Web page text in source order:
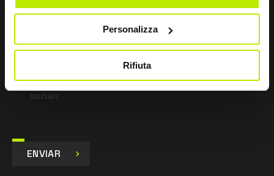
Personalizza
Rifiuta
Dou o meu consentimento para o tratamento dos
comunicações comerciais e promocionais, por e-mail,
sms e newsletter, inclusive através do uso de redes
sociais
ENVIAR